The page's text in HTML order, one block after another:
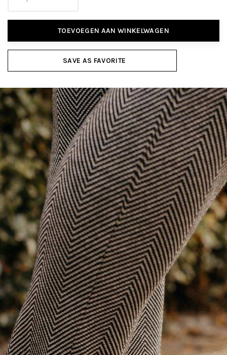
TOEVOEGEN AAN WINKELWAGEN
SAVE AS FAVORITE